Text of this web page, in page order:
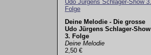
Deine Melodie - Die grosse
Udo Jürgens Schlager-Show
3. Folge
Deine Melodie
2,50 €